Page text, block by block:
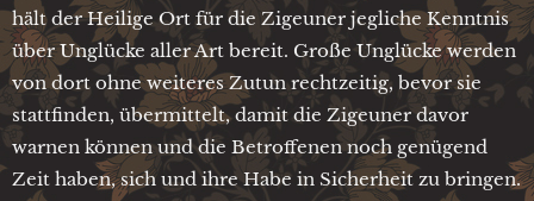
hält der Heilige Ort für die Zigeuner jegliche Kenntnis
über Unglücke aller Art bereit. Große Unglücke werden
von dort ohne weiteres Zutun rechtzeitig, bevor sie
stattfinden, übermittelt, damit die Zigeuner davor
warnen können und die Betroffenen noch genügend
Zeit haben, sich und ihre Habe in Sicherheit zu bringen.